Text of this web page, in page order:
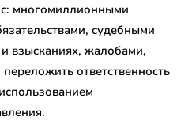
с: многомиллионными
судебными
взысканиях, жалобами,
ответственность